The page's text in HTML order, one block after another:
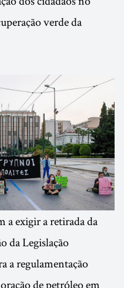
verde da
a exigir a retirada da
da Legislação
a regulamentação
de petróleo em